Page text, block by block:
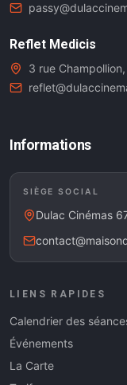
Reflet Medicis
3 rue
Informations
SIÈGE SOCIAL
Dulac Cinémas
LIENS RAPIDES
Calendrier des
Événements
La Carte